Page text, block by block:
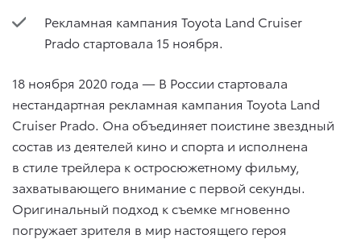
Рекламная кампания Toyota Land Cruiser
Prado стартовала 15 ноября.
18 ноября 2020 года — В России стартовала
нестандартная рекламная кампания Toyota Land
Cruiser Prado. Она объединяет поистине звездный
состав из деятелей кино и спорта и исполнена
в стиле трейлера к остросюжетному фильму,
захватывающего внимание с первой секунды.
Оригинальный подход к съемке мгновенно
погружает зрителя в мир настоящего героя